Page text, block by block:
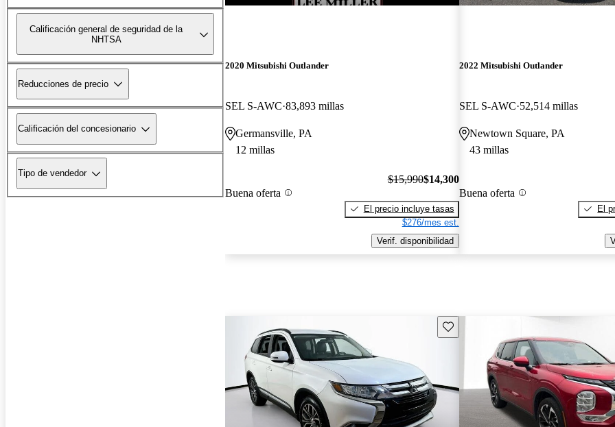
Calificación general de seguridad de la
NHTSA
Reducciones de precio
Calificación del concesionario
Tipo de vendedor
2020 Mitsubishi Outlander
SEL S-AWC 83,893 millas
Germansville, PA
12 millas
Buena oferta
$15,990$14,300
El precio incluye tasas
$276/mes est.
Verif. disponibilidad
2022 Mitsubishi Outlander
SEL S-AWC 52,514 millas
Newtown Square, PA
43 millas
Buena oferta
El
Guarda este Aviso